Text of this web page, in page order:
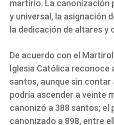
martirio. La canonización
y universal, la asignación
la dedicación de altares y
De acuerdo con el
Iglesia Católica reconoce
santos, aunque sin
podría ascender a veinte
canonizó a 388 santos; el
canonizado a 898, entre